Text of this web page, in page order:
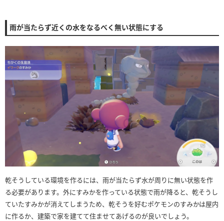
雨が当たらず近くの水をなるべく無い状態にする
乾そうしている環境を作るには、雨が当たらず水が周りに無い状態を作
る必要があります。外にすみかを作っている状態で雨が降ると、乾そうし
ていたすみかが消えてしまうため、乾そうを好むポケモンのすみかは屋内
に作るか、建築で家を建てて住ませてあげるのが良いでしょう。